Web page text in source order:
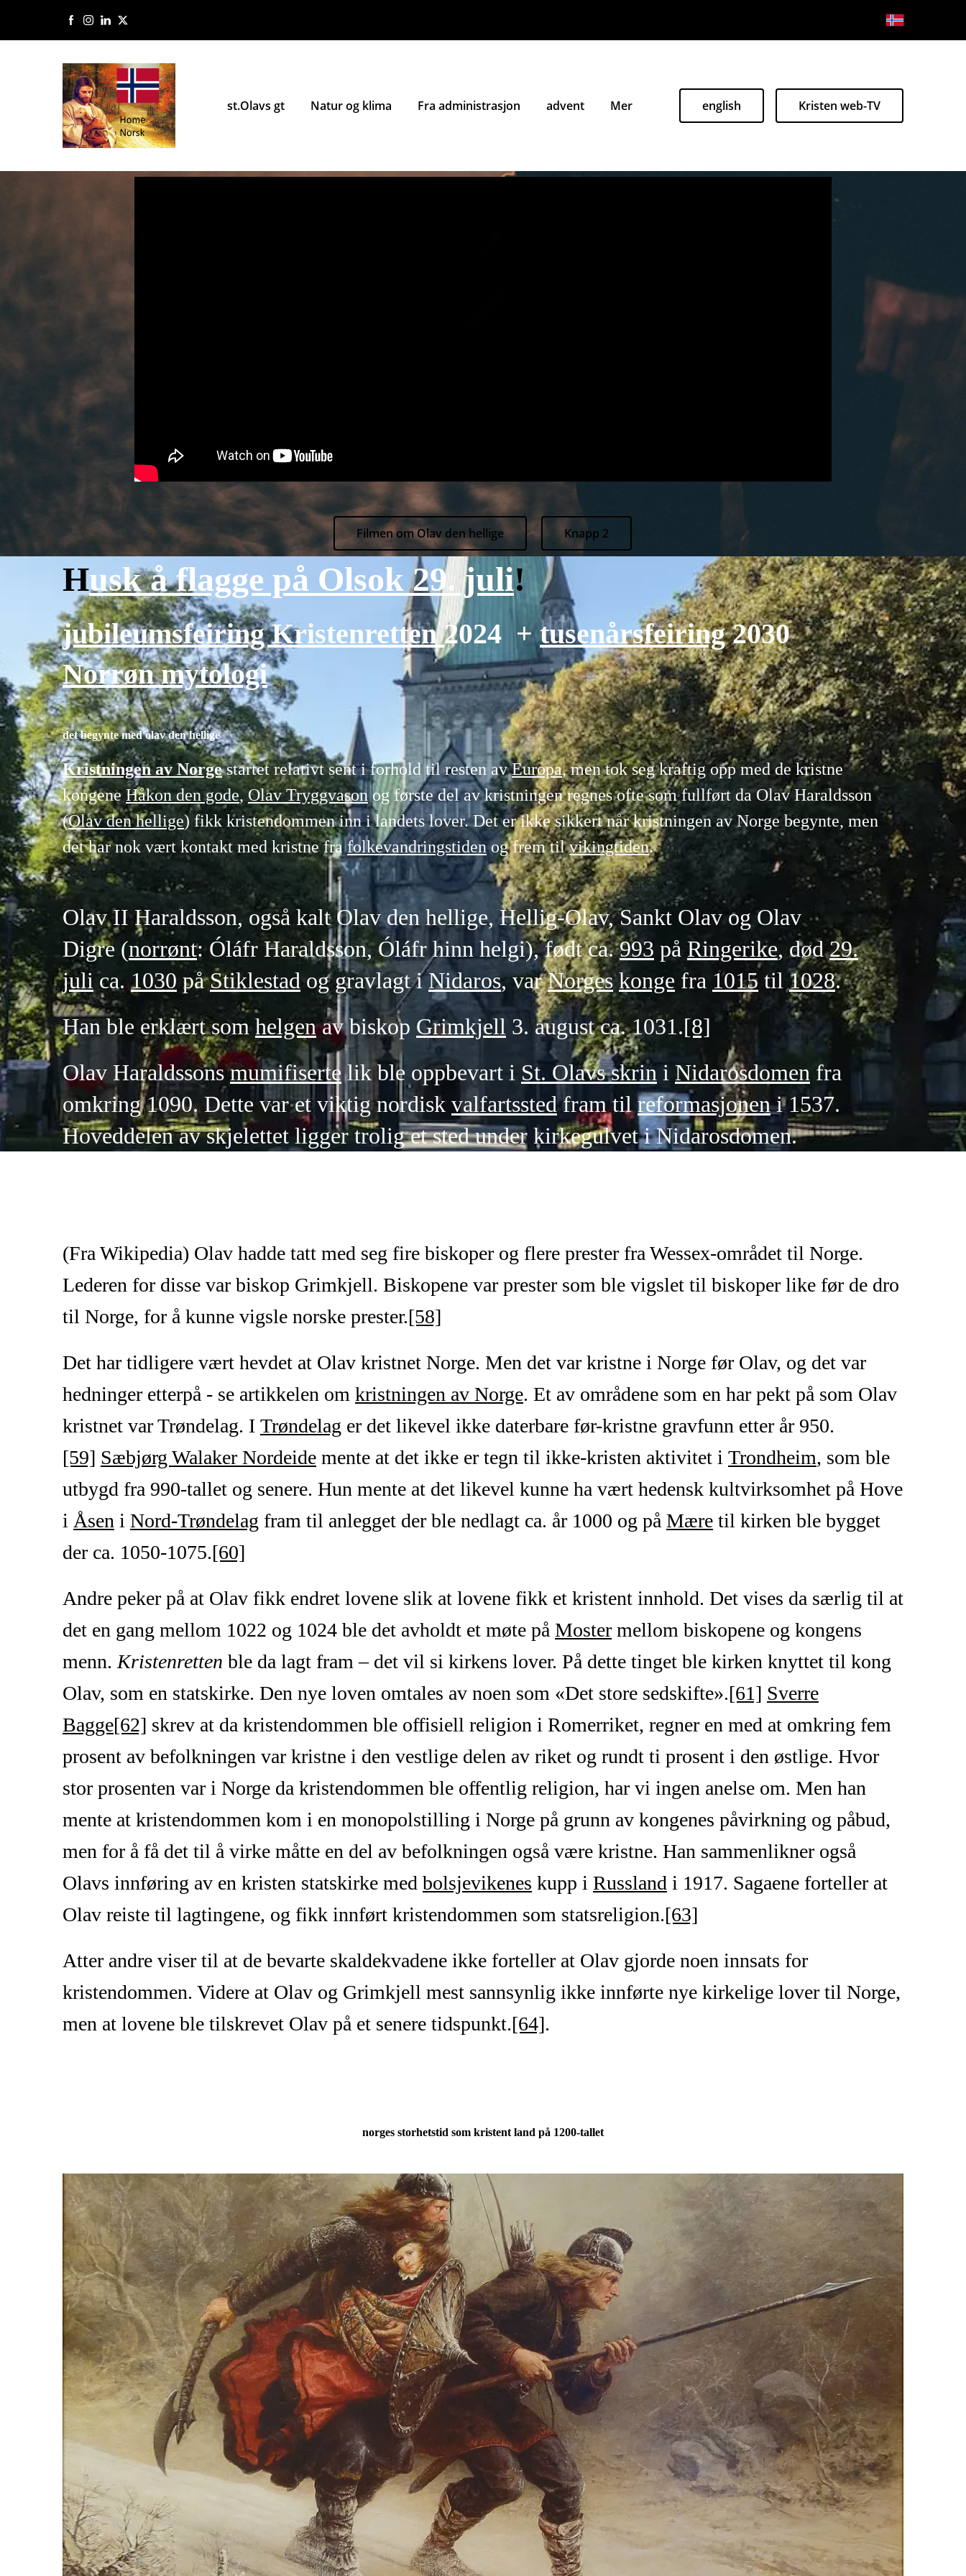
st.Olavs gt Natur og klima Fra administrasjon advent Mer english Kristen web-TV
Filmen om Olav den hellige Knapp 2
Husk å flagge på Olsok 29. juli!
jubileumsfeiring Kristenretten2024 +tusenårsfeiring2030
Norrøn mytologi
det begynte med olav den hellige
Kristningen av Norgestartet relativt sent i forhold til resten avEuropa, men tok seg kraftig opp med de kristne
kongeneHåkon den gode,Olav Tryggvason og første del av kristningen regnes ofte som fullført da Olav Haraldsson
(Olav den hellige) fikk kristendommen inn i landets lover. Det er ikke sikkert når kristningen av Norge begynte, men
det har nok vært kontakt med kristne frafolkevandringstidenog frem tilvikingtiden.
Olav II Haraldsson, også kalt Olav den hellige, Hellig-Olav, Sankt Olav og Olav
Digre (norrønt: Óláfr Haraldsson, Óláfr hinn helgi), født ca.993 på Ringerike, død29.
juli ca. 1030 påStiklestadog gravlagt iNidaros, varNorges konge fra 1015 til1028.
Han ble erklært somhelgenav biskop Grimkjell 3. august ca. 1031.[8]
Olav Haraldssonsmumifisertelik ble oppbevart i St. Olavs skrin i Nidarosdomen fra
omkring 1090. Dette var et viktig nordisk valfartsstedfram tilreformasjoneni 1537.
Hoveddelen av skjelettet ligger trolig et sted under kirkegulvet i Nidarosdomen.
(Fra Wikipedia) Olav hadde tatt med seg fire biskoper og flere prester fra Wessex-området til Norge.
Lederen for disse var biskop Grimkjell. Biskopene var prester som ble vigslet til biskoper like før de dro
til Norge, for å kunne vigsle norske prester.[58]
Det har tidligere vært hevdet at Olav kristnet Norge. Men det var kristne i Norge før Olav, og det var
hedninger etterpå - se artikkelen om kristningen av Norge. Et av områdene som en har pekt på som Olav
kristnet var Trøndelag. I Trøndelag er det likevel ikke daterbare før-kristne gravfunn etter år 950.
[59] Sæbjørg Walaker Nordeide mente at det ikke er tegn til ikke-kristen aktivitet i Trondheim, som ble
utbygd fra 990-tallet og senere. Hun mente at det likevel kunne ha vært hedensk kultvirksomhet på Hove
i Åsen i Nord-Trøndelag fram til anlegget der ble nedlagt ca. år 1000 og på Mære til kirken ble bygget
der ca. 1050-1075.[60]
Andre peker på at Olav fikk endret lovene slik at lovene fikk et kristent innhold. Det vises da særlig til at
det en gang mellom 1022 og 1024 ble det avholdt et møte på Moster mellom biskopene og kongens
menn. Kristenretten ble da lagt fram – det vil si kirkens lover. På dette tinget ble kirken knyttet til kong
Olav, som en statskirke. Den nye loven omtales av noen som «Det store sedskifte».[61] Sverre
Bagge[62] skrev at da kristendommen ble offisiell religion i Romerriket, regner en med at omkring fem
prosent av befolkningen var kristne i den vestlige delen av riket og rundt ti prosent i den østlige. Hvor
stor prosenten var i Norge da kristendommen ble offentlig religion, har vi ingen anelse om. Men han
mente at kristendommen kom i en monopolstilling i Norge på grunn av kongenes påvirkning og påbud,
men for å få det til å virke måtte en del av befolkningen også være kristne. Han sammenlikner også
Olavs innføring av en kristen statskirke med bolsjevikenes kupp i Russland i 1917. Sagaene forteller at
Olav reiste til lagtingene, og fikk innført kristendommen som statsreligion.[63]
Atter andre viser til at de bevarte skaldekvadene ikke forteller at Olav gjorde noen innsats for
kristendommen. Videre at Olav og Grimkjell mest sannsynlig ikke innførte nye kirkelige lover til Norge,
men at lovene ble tilskrevet Olav på et senere tidspunkt.[64].
norges storhetstid som kristent land på 1200-tallet